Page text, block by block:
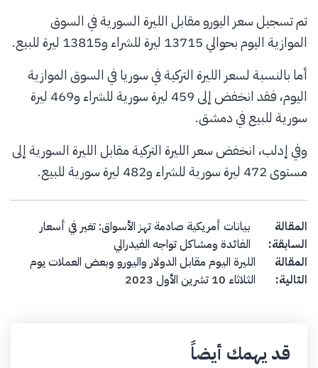
تم تسجيل سعر اليورو مقابل الليرة السورية في السوق
الموازية اليوم بحوالي 13715 ليرة للشراء و13815 ليرة للبيع.
أما بالنسبة لسعر الليرة التركية في سوريا في السوق الموازية
اليوم، فقد انخفض إلى 459 ليرة سورية للشراء و469 ليرة
سورية للبيع في دمشق.
وفي إدلب، انخفض سعر الليرة التركية مقابل الليرة السورية إلى
مستوى 472 ليرة سورية للشراء و482 ليرة سورية للبيع.
Post navigation
المقالة
السابقة:
بيانات أمريكية صادمة تهز الأسواق: تغير في أسعار
الفائدة ومشاكل تواجه الفيدرالي
المقالة
التالية:
الليرة اليوم مقابل الدولار واليورو وبعض العملات يوم
الثلاثاء 10 تشرين الأول 2023
قد يهمك أيضاً